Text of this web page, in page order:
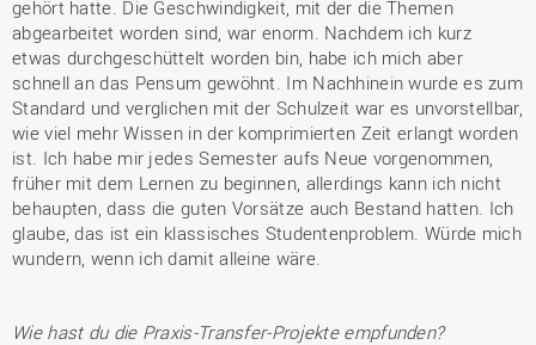
gehört hatte. Die Geschwindigkeit, mit der die Themen
abgearbeitet worden sind, war enorm. Nachdem ich kurz
etwas durchgeschüttelt worden bin, habe ich mich aber
schnell an das Pensum gewöhnt. Im Nachhinein wurde es zum
Standard und verglichen mit der Schulzeit war es unvorstellbar,
wie viel mehr Wissen in der komprimierten Zeit erlangt worden
ist. Ich habe mir jedes Semester aufs Neue vorgenommen,
früher mit dem Lernen zu beginnen, allerdings kann ich nicht
behaupten, dass die guten Vorsätze auch Bestand hatten. Ich
glaube, das ist ein klassisches Studentenproblem. Würde mich
wundern, wenn ich damit alleine wäre.
Wie hast du die Praxis-Transfer-Projekte empfunden?